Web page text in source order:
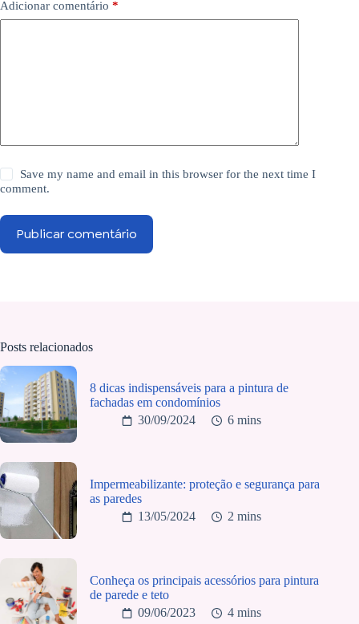
Adicionar comentário *
Save my name and email in this browser for the next time I
comment.
Publicar comentário
Posts relacionados
8 dicas indispensáveis para a pintura de
fachadas em condomínios
30/09/2024
6 mins
Impermeabilizante: proteção e segurança para
as paredes
13/05/2024
2 mins
Conheça os principais acessórios para pintura
de parede e teto
09/06/2023
4 mins